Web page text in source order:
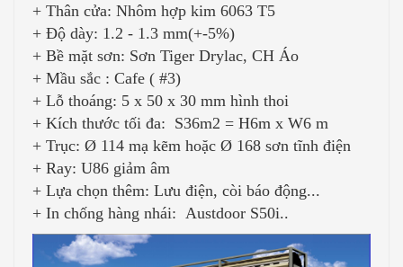
+ Thân cửa: Nhôm hợp kim 6063 T5
+ Độ dày: 1.2 - 1.3 mm(+-5%)
+ Bề mặt sơn: Sơn Tiger Drylac, CH Áo
+ Mầu sắc : Cafe ( #3)
+ Lỗ thoáng: 5 x 50 x 30 mm hình thoi
+ Kích thước tối đa: S36m2 = H6m x W6 m
+ Trục: Ø 114 mạ kẽm hoặc Ø 168 sơn tĩnh điện
+ Ray: U86 giảm âm
+ Lựa chọn thêm: Lưu điện, còi báo động...
+ In chống hàng nhái: Austdoor S50i..